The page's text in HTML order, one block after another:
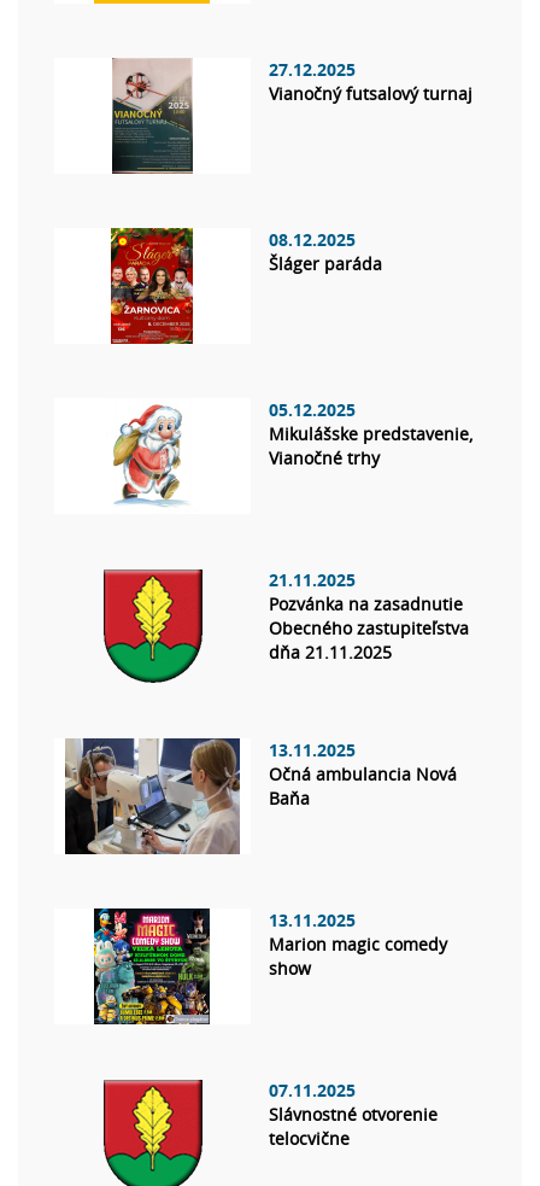
27.12.2025
Vianočný futsalový turnaj
08.12.2025
Šláger paráda
05.12.2025
Mikulášske predstavenie,
Vianočné trhy
21.11.2025
Pozvánka na zasadnutie
Obecného zastupiteľstva
dňa 21.11.2025
13.11.2025
Očná ambulancia Nová
Baňa
13.11.2025
Marion magic comedy
show
07.11.2025
Slávnostné otvorenie
telocvične